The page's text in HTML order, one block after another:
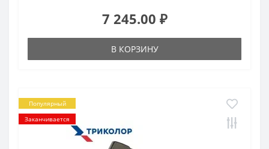
7 245.00 ₽
В КОРЗИНУ
Популярный
Заканчивается